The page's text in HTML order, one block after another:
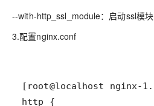
--with-http_ssl_module：启动ssl模块
3.配置nginx.conf